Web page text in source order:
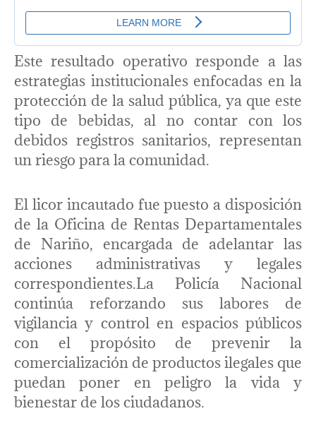
Este resultado operativo responde a las
estrategias institucionales enfocadas en la
protección de la salud pública, ya que este
tipo de bebidas, al no contar con los
debidos registros sanitarios, representan
un riesgo para la comunidad.
El licor incautado fue puesto a disposición
de la Oficina de Rentas Departamentales
de Nariño, encargada de adelantar las
acciones administrativas y legales
correspondientes.La Policía Nacional
continúa reforzando sus labores de
vigilancia y control en espacios públicos
con el propósito de prevenir la
comercialización de productos ilegales que
puedan poner en peligro la vida y
bienestar de los ciudadanos.